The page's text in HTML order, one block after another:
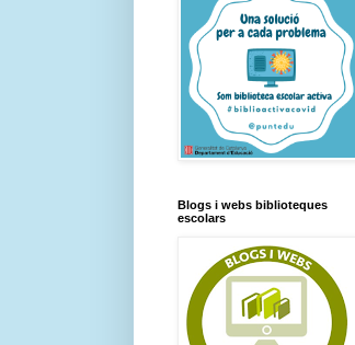
Blogs i webs biblioteques
escolars